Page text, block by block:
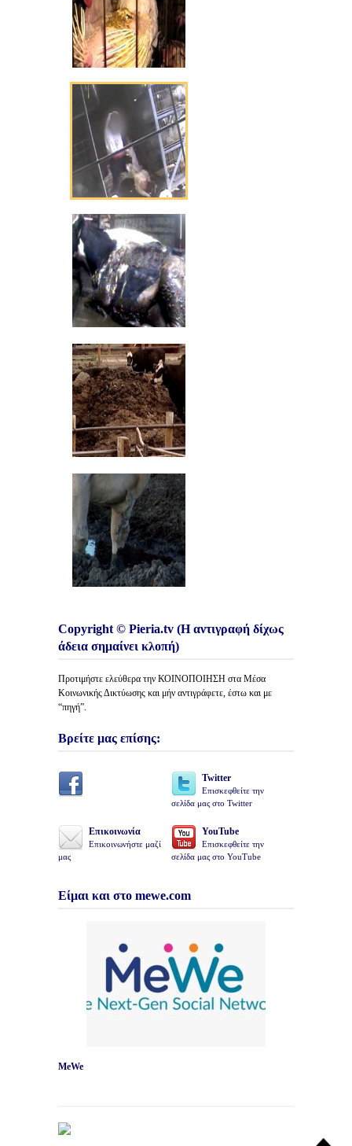
Copyright © Pieria.tv (Η αντιγραφή δίχως
άδεια σημαίνει κλοπή)
Προτιμήστε ελεύθερα την ΚΟΙΝΟΠΟΙΗΣΗ στα Μέσα
Κοινωνικής Δικτύωσης και μήν αντιγράφετε, έστω και με
“πηγή”.
Βρείτε μας επίσης:
Twitter
Επισκεφθείτε την
σελίδα μας στο Twitter
Επικοινωνία
Επικοινωνήστε μαζί
μας
YouTube
Επισκεφθείτε την
σελίδα μας στο YouTube
Είμαι και στο mewe.com
MeWe